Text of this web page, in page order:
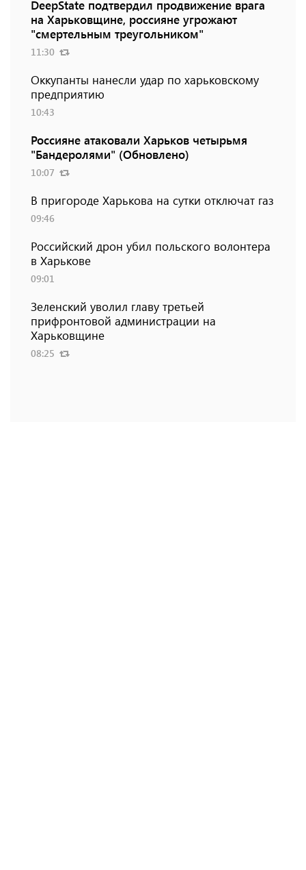
DeepState подтвердил продвижение врага
на Харьковщине, россияне угрожают
"смертельным треугольником"
11:30
Оккупанты нанесли удар по харьковскому
предприятию
10:43
Россияне атаковали Харьков четырьмя
"Бандеролями" (Обновлено)
10:07
В пригороде Харькова на сутки отключат газ
09:46
Российский дрон убил польского волонтера
в Харькове
09:01
Зеленский уволил главу третьей
прифронтовой администрации на
Харьковщине
08:25